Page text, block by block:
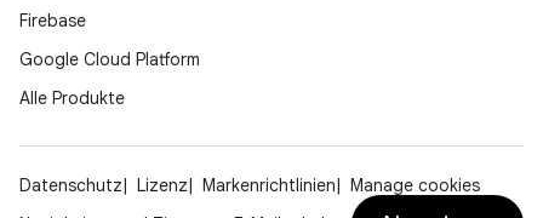
Firebase
Google Cloud Platform
Alle Produkte
Datenschutz Lizenz Markenrichtlinien
Manage cookies